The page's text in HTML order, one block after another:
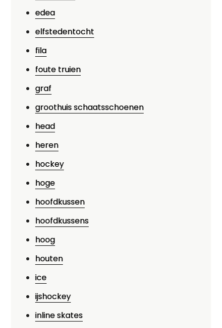
edea
elfstedentocht
fila
foute truien
graf
groothuis schaatsschoenen
head
heren
hockey
hoge
hoofdkussen
hoofdkussens
hoog
houten
ice
ijshockey
inline skates